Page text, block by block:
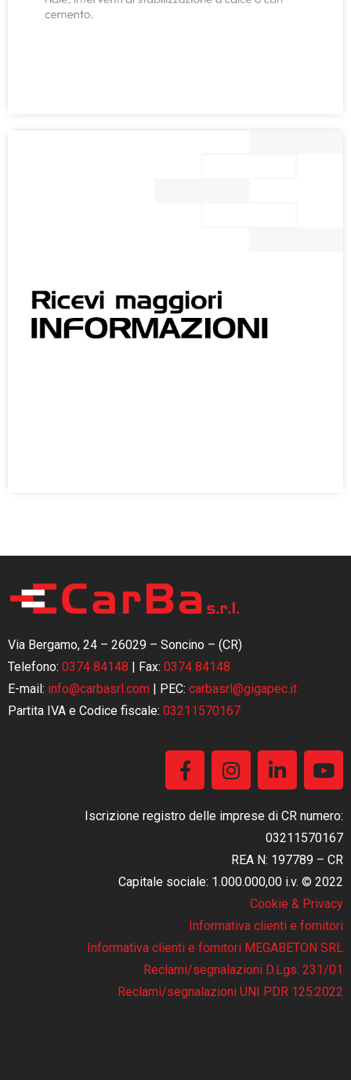
Via Bergamo, 24 – 26029 – Soncino – (CR)
Telefono: 0374 84148 | Fax: 0374 84148
E-mail: info@carbasrl.com | PEC: carbasrl@gigapec.it
Partita IVA e Codice fiscale: 03211570167
Iscrizione registro delle imprese di CR numero:
03211570167
REA N: 197789 – CR
Capitale sociale: 1.000.000,00 i.v. © 2022
Cookie & Privacy
Informativa clienti e fornitori
Informativa clienti e fornitori MEGABETON SRL
Reclami/segnalazioni D.Lgs. 231/01
Reclami/segnalazioni UNI PDR 125:2022